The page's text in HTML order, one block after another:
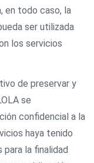
en todo caso, la
ser utilizada
los servicios
de preservar y
se
confidencial a la
haya tenido
la finalidad